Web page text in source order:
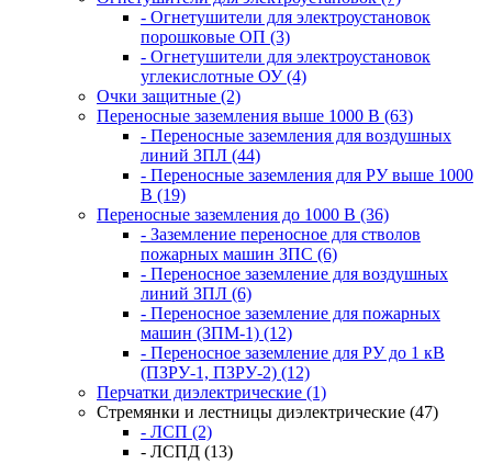
- Огнетушители для электроустановок
порошковые ОП (3)
- Огнетушители для электроустановок
углекислотные ОУ (4)
Очки защитные (2)
Переносные заземления выше 1000 В (63)
- Переносные заземления для воздушных
линий ЗПЛ (44)
- Переносные заземления для РУ выше 1000
В (19)
Переносные заземления до 1000 В (36)
- Заземление переносное для стволов
пожарных машин ЗПС (6)
- Переносное заземление для воздушных
линий ЗПЛ (6)
- Переносное заземление для пожарных
машин (ЗПМ-1) (12)
- Переносное заземление для РУ до 1 кВ
(ПЗРУ-1, ПЗРУ-2) (12)
Перчатки диэлектрические (1)
Стремянки и лестницы диэлектрические (47)
- ЛСП (2)
- ЛСПД (13)